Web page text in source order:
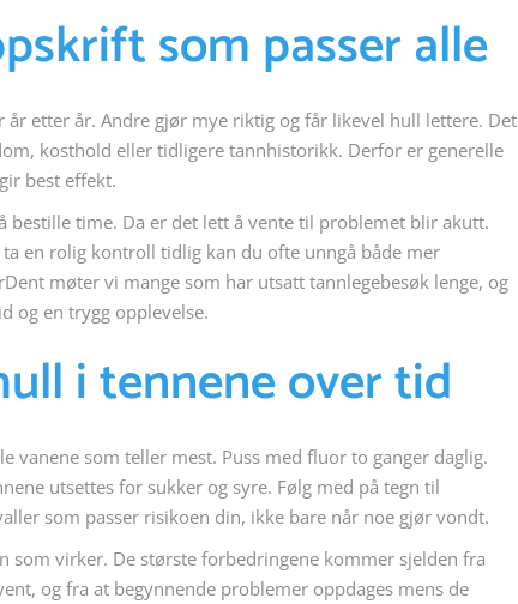
som passer alle
etter år. Andre gjør mye riktig og får likevel hull lettere. Det
kosthold eller tidligere tannhistorikk. Derfor er generelle
best effekt.
bestille time. Da er det lett å vente til problemet blir akutt.
en rolig kontroll tidlig kan du ofte unngå både mer
møter vi mange som har utsatt tannlegebesøk lenge, og
og en trygg opplevelse.
i tennene over tid
som teller mest. Puss med fluor to ganger daglig.
utsettes for sukker og syre. Følg med på tegn til
som passer risikoen din, ikke bare når noe gjør vondt.
som virker. De største forbedringene kommer sjelden fra
og fra at begynnende problemer oppdages mens de